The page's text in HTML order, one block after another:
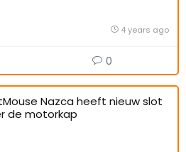
4 years ago
0
Nazca heeft nieuw slot
de motorkap